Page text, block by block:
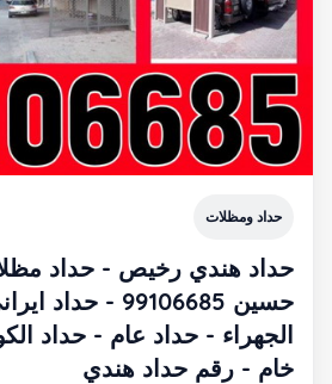
حداد ومظلات
حداد هندي رخيص - حداد
حسين 99106685 -
الجهراء - حداد عام - حداد
خام - رقم حداد هندي